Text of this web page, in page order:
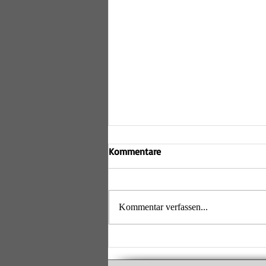
Meister
Kommentare
Kommentar verfassen...